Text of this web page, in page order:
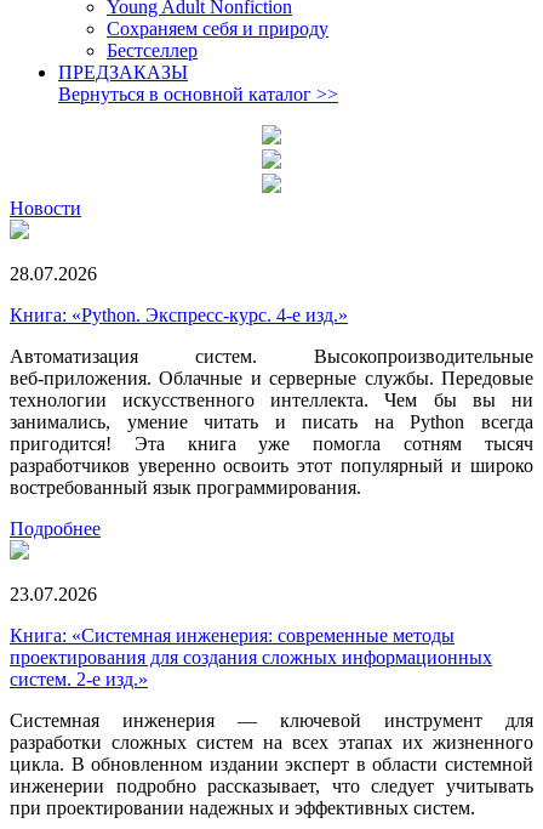
Young Adult Nonfiction
Сохраняем себя и природу
Бестселлер
ПРЕДЗАКАЗЫ
Вернуться в основной каталог >>
Новости
28.07.2026
Книга: «Python. Экспресс‑курс. 4-е изд.»
Автоматизация систем. Высокопроизводительные
веб‑приложения. Облачные и серверные службы. Передовые
технологии искусственного интеллекта. Чем бы вы ни
занимались, умение читать и писать на Python всегда
пригодится! Эта книга уже помогла сотням тысяч
разработчиков уверенно освоить этот популярный и широко
востребованный язык программирования.
Подробнее
23.07.2026
Книга: «Системная инженерия: современные методы
проектирования для создания сложных информационных
систем. 2-е изд.»
Системная инженерия — ключевой инструмент для
разработки сложных систем на всех этапах их жизненного
цикла. В обновленном издании эксперт в области системной
инженерии подробно рассказывает, что следует учитывать
при проектировании надежных и эффективных систем.